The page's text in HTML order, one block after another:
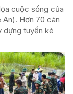
cuộc sống của
An). Hơn 70 cán
dựng tuyến kè